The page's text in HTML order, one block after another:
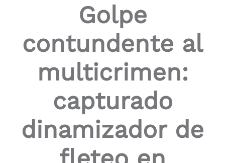
activates
interact
Golpe
contundente al
multicrimen:
capturado
dinamizador de